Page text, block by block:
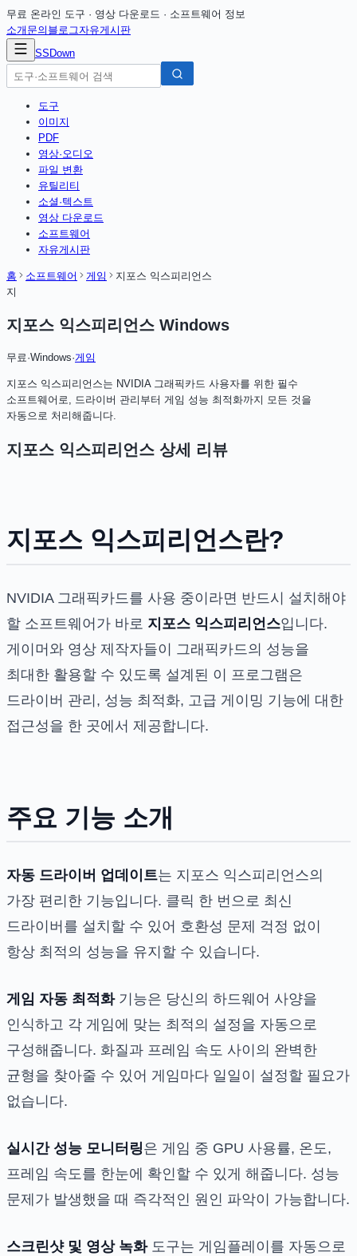
무료 온라인 도구 · 영상 다운로드 · 소프트웨어 정보
소개 문의 블로그자유게시판
SSDown
도구
이미지
PDF
영상·오디오
파일 변환
유틸리티
소셜·텍스트
영상 다운로드
소프트웨어
자유게시판
홈 소프트웨어 게임
지포스 익스피리언스
지
지포스 익스피리언스 Windows
무료·Windows·게임
지포스 익스피리언스는 NVIDIA 그래픽카드 사용자를 위한 필수
소프트웨어로, 드라이버 관리부터 게임 성능 최적화까지 모든 것을
자동으로 처리해줍니다.
지포스 익스피리언스 상세 리뷰
지포스 익스피리언스란?
NVIDIA 그래픽카드를 사용 중이라면 반드시 설치해야
할 소프트웨어가 바로 지포스 익스피리언스입니다.
게이머와 영상 제작자들이 그래픽카드의 성능을
최대한 활용할 수 있도록 설계된 이 프로그램은
드라이버 관리, 성능 최적화, 고급 게이밍 기능에 대한
접근성을 한 곳에서 제공합니다.
주요 기능 소개
자동 드라이버 업데이트는 지포스 익스피리언스의
가장 편리한 기능입니다. 클릭 한 번으로 최신
드라이버를 설치할 수 있어 호환성 문제 걱정 없이
항상 최적의 성능을 유지할 수 있습니다.
게임 자동 최적화기능은 당신의 하드웨어 사양을
인식하고 각 게임에 맞는 최적의 설정을 자동으로
구성해줍니다. 화질과 프레임 속도 사이의 완벽한
균형을 찾아줄 수 있어 게임마다 일일이 설정할 필요가
없습니다.
실시간 성능 모니터링은 게임 중 GPU 사용률, 온도,
프레임 속도를 한눈에 확인할 수 있게 해줍니다. 성능
문제가 발생했을 때 즉각적인 원인 파악이 가능합니다.
스크린샷 및 영상 녹화도구는 게임플레이를 자동으로